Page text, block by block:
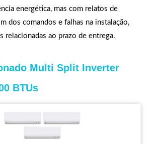
energética, mas com relatos de
dos comandos e falhas na instalação,
relacionadas ao prazo de entrega.
Multi Split Inverter
BTUs